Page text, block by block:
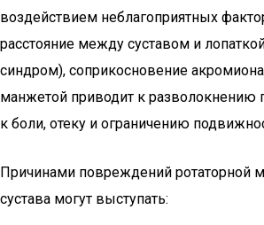
воздействием неблагоприятных
расстояние между суставом и
синдром), соприкосновение
манжетой приводит к разволокнению
к боли, отеку и ограничению
Причинами повреждений ротаторной
сустава могут выступать: